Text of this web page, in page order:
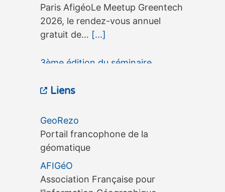
Paris AfigéoLe Meetup Greentech
2026, le rendez-vous annuel
gratuit de… [...]
3ème édition du séminaire
Tours
OneGeo Suite, le 15 septembre à
Tours 3ème édition du séminaire
OneGeo Suite, le 15 septembre à
Tours AfigéoLe séminaire
OneGeo…[...]
Liens
Portail francophone de la
géomatique
Association Française pour
l’Information Géographique